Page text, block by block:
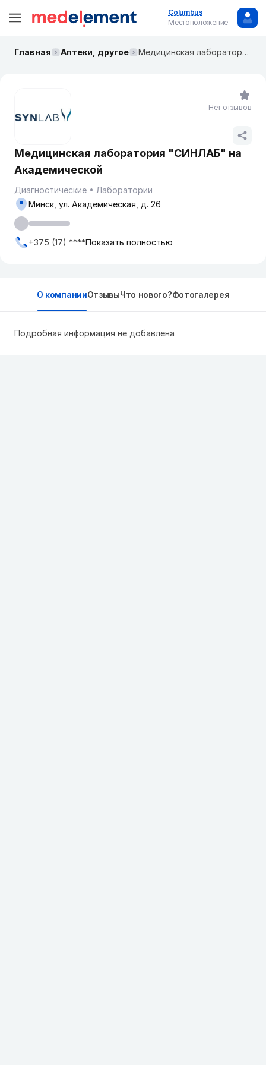
Columbus
Местоположение
Главная Аптеки, другое Медицинская лаборатория "СИНЛАБ" на Академической
Медицинская лаборатория "СИНЛАБ" на
Академической
Диагностические
Лаборатории
Минск, ул. Академическая, д. 26
+375 (17) ****Показать полностью
Нет отзывов
О компанииОтзывыЧто нового?Фотогалерея
Подробная информация не добавлена